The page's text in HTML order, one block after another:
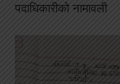
पदाधिकारीको नामावली